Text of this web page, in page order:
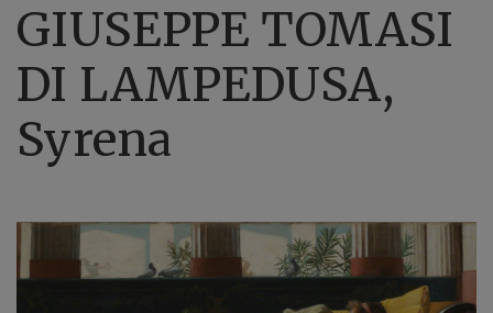
GIUSEPPE TOMASI
DI LAMPEDUSA,
Syrena